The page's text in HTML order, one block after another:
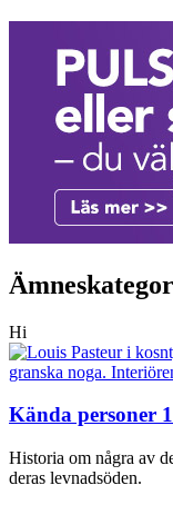
Hi
Kända personer
Historia om några av
deras levnadsöden.